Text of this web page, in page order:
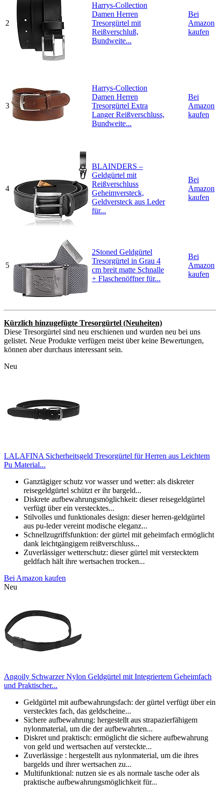
2
Harrys-Collection
Damen Herren
Tresorgürtel mit
Reißverschluß,
Bundweite...
Bei
Amazon
kaufen
3
Harrys-Collection
Damen Herren
Tresorgürtel Extra
Langer Reißverschluss,
Bundweite...
Bei
Amazon
kaufen
4
BLAINDERS –
Geldgürtel mit
Reißverschluss
Geheimversteck,
Geldversteck aus Leder
für...
Bei
Amazon
kaufen
5
2Stoned Geldgürtel
Tresorgürtel in Grau 4
cm breit matte Schnalle
+ Flaschenöffner für...
Bei
Amazon
kaufen
Kürzlich hinzugefügte Tresorgürtel (Neuheiten)
Diese Tresorgürtel sind neu erschienen und wurden neu bei uns
gelistet. Neue Produkte verfügen meist über keine Bewertungen,
können aber durchaus interessant sein.
Neu
LALAFINA Sicherheitsgeld Tresorgürtel für Herren aus Leichtem
Pu Material...
Ganztägiger schutz vor wasser und wetter: als diskreter
reisegeldgürtel schützt er ihr bargeld...
Diskrete aufbewahrungsmöglichkeit: dieser reisegeldgürtel
verfügt über ein verstecktes...
Stilvolles und funktionales design: dieser herren-geldgürtel
aus pu-leder vereint modische eleganz...
Schnellzugriffsfunktion: der gürtel mit geheimfach ermöglicht
dank leichtgängigem reißverschluss...
Zuverlässiger wetterschutz: dieser gürtel mit verstecktem
geldfach hält ihre wertsachen trocken...
Bei Amazon kaufen
Neu
Angoily Schwarzer Nylon Geldgürtel mit Integriertem Geheimfach
und Praktischer...
Geldgürtel mit aufbewahrungsfach: der gürtel verfügt über ein
verstecktes fach, das geldscheine...
Sichere aufbewahrung: hergestellt aus strapazierfähigem
nylonmaterial, um die der aufbewahrten...
Diskret und praktisch: ermöglicht die sichere aufbewahrung
von geld und wertsachen auf versteckte...
Zuverlässige : hergestellt aus nylonmaterial, um die ihres
bargelds und ihrer wertsachen zu...
Multifunktional: nutzen sie es als normale tasche oder als
praktische aufbewahrungsmöglichkeit für...